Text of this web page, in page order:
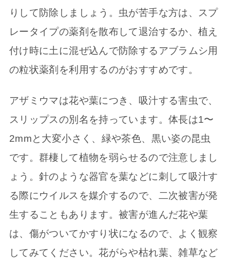
りして防除しましょう。虫が苦手な方は、スプ
レータイプの薬剤を散布して退治するか、植え
付け時に土に混ぜ込んで防除するアブラムシ用
の粒状薬剤を利用するのがおすすめです。
アザミウマは花や葉につき、吸汁する害虫で、
スリップスの別名を持っています。体長は1〜
2mmと大変小さく、緑や茶色、黒い姿の昆虫
です。群棲して植物を弱らせるので注意しまし
ょう。針のような器官を葉などに刺して吸汁す
る際にウイルスを媒介するので、二次被害が発
生することもあります。被害が進んだ花や葉
は、傷がついてかすり状になるので、よく観察
してみてください。花がらや枯れ葉、雑草など